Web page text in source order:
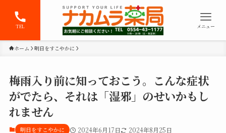
TEL メニュー
ホーム 明日をすこやかに
梅雨入り前に知っておこう。こんな症状
がでたら、それは「湿邪」のせいかもし
れません
明日をすこやかに 2024年6月17日 2024年8月25日